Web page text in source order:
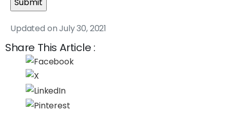
Updated on July 30, 2021
Share This Article :